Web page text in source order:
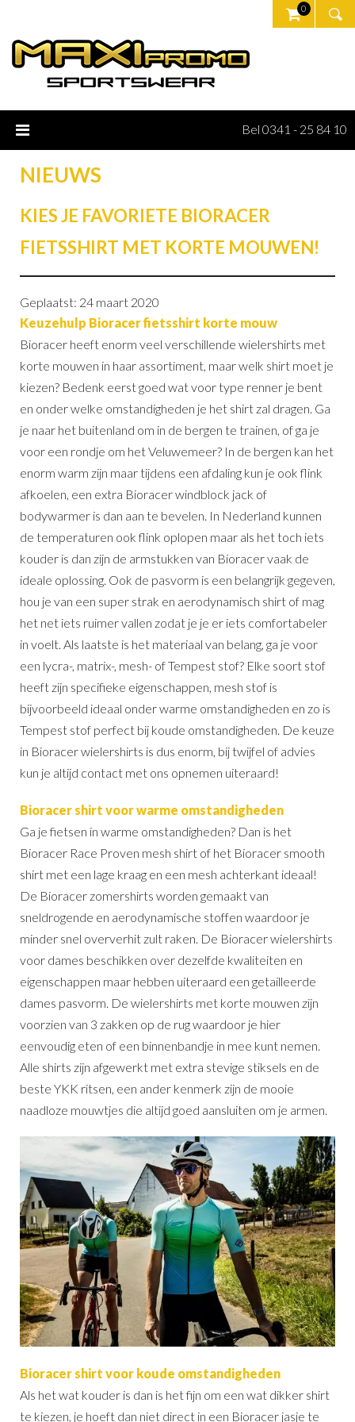
0
Bel 0341 - 25 84 10
NIEUWS
KIES JE FAVORIETE BIORACER
FIETSSHIRT MET KORTE MOUWEN!
Geplaatst: 24 maart 2020
Keuzehulp Bioracer fietsshirt korte mouw
Bioracer heeft enorm veel verschillende wielershirts met
korte mouwen in haar assortiment, maar welk shirt moet je
kiezen? Bedenk eerst goed wat voor type renner je bent
en onder welke omstandigheden je het shirt zal dragen. Ga
je naar het buitenland om in de bergen te trainen, of ga je
voor een rondje om het Veluwemeer? In de bergen kan het
enorm warm zijn maar tijdens een afdaling kun je ook flink
afkoelen, een extra Bioracer windblock jack of
bodywarmer is dan aan te bevelen. In Nederland kunnen
de temperaturen ook flink oplopen maar als het toch iets
kouder is dan zijn de armstukken van Bioracer vaak de
ideale oplossing. Ook de pasvorm is een belangrijk gegeven,
hou je van een super strak en aerodynamisch shirt of mag
het net iets ruimer vallen zodat je je er iets comfortabeler
in voelt. Als laatste is het materiaal van belang, ga je voor
een lycra-, matrix-, mesh- of Tempest stof? Elke soort stof
heeft zijn specifieke eigenschappen, mesh stof is
bijvoorbeeld ideaal onder warme omstandigheden en zo is
Tempest stof perfect bij koude omstandigheden. De keuze
in Bioracer wielershirts is dus enorm, bij twijfel of advies
kun je altijd contact met ons opnemen uiteraard!
Bioracer shirt voor warme omstandigheden
Ga je fietsen in warme omstandigheden? Dan is het
Bioracer Race Proven mesh shirt of het Bioracer smooth
shirt met een lage kraag en een mesh achterkant ideaal!
De Bioracer zomershirts worden gemaakt van
sneldrogende en aerodynamische stoffen waardoor je
minder snel oververhit zult raken. De Bioracer wielershirts
voor dames beschikken over dezelfde kwaliteiten en
eigenschappen maar hebben uiteraard een getailleerde
dames pasvorm. De wielershirts met korte mouwen zijn
voorzien van 3 zakken op de rug waardoor je hier
eenvoudig eten of een binnenbandje in mee kunt nemen.
Alle shirts zijn afgewerkt met extra stevige stiksels en de
beste YKK ritsen, een ander kenmerk zijn de mooie
naadloze mouwtjes die altijd goed aansluiten om je armen.
Bioracer shirt voor koude omstandigheden
Als het wat kouder is dan is het fijn om een wat dikker shirt
te kiezen, je hoeft dan niet direct in een Bioracer jasje te